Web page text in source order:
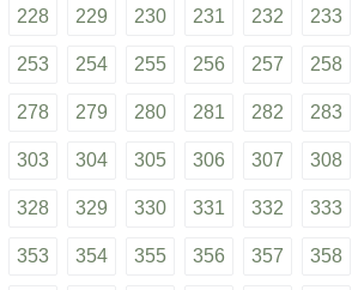
228 229 230 231 232 233
253 254 255 256 257 258
278 279 280 281 282 283
303 304 305 306 307 308
328 329 330 331 332 333
353 354 355 356 357 358